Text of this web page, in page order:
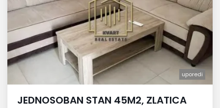
uporedi
JEDNOSOBAN STAN 45M2, ZLATICA